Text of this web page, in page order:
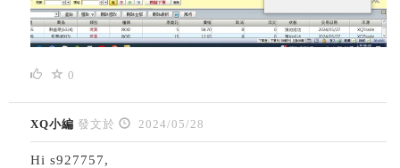
0
XQ小編 發文於 2024/05/28
Hi s927757,